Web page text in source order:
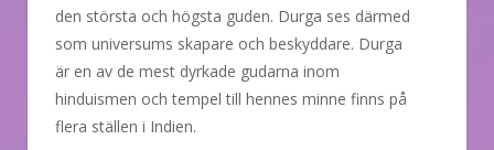
den största och högsta guden. Durga ses därmed
som universums skapare och beskyddare. Durga
är en av de mest dyrkade gudarna inom
hinduismen och tempel till hennes minne finns på
flera ställen i Indien.